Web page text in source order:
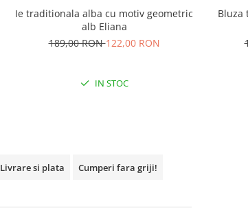
Ie traditionala alba cu motiv geometric
alb Eliana
189,00 RON122,00 RON
IN STOC
Bluza
Livrare si plata Cumperi fara griji!